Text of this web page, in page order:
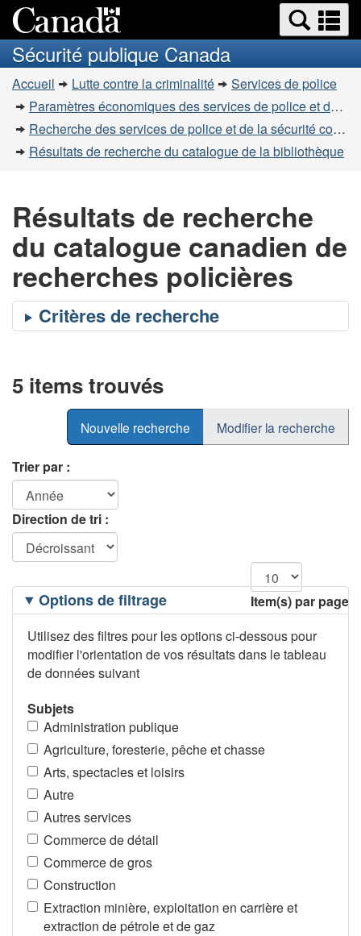
au
contenu
principal
à
la
version
HTML
simplifiée
Recherche
et
menus
et
Sécurité publique Canada
Vous
êtes
ici
Accueil Lutte contre la criminalité
Services de police
Paramètres économiques des services de police et de la sécurité communautaire
Recherche des services de police et de la sécurité communautaire
Résultats de recherche du catalogue de la bibliothèque
Résultats de recherche
du catalogue canadien de
recherches policières
5 items trouvés
Nouvelle recherche Modifier la recherche
Trier par :
Direction de tri :
Item(s) par page
Filtrage
desOptions de filtrage
Utilisez des filtres pour les options ci-dessous pour
modifier l'orientation de vos résultats dans le tableau
de données suivant
Subjets
Administration publique
Agriculture, foresterie, pêche et chasse
Arts, spectacles et loisirs
Autre
Autres services
Commerce de détail
Commerce de gros
Construction
Extraction minière, exploitation en carrière et
extraction de pétrole et de gaz